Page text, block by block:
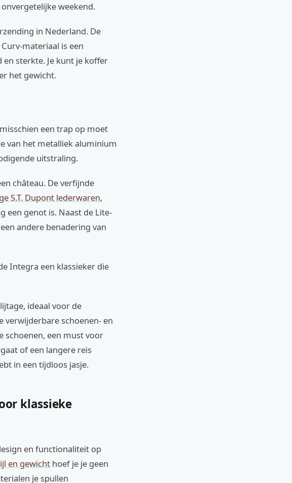
weekend.
in Nederland. De
materiaal is een
sterkte. Je kunt je koffer
het gewicht.
een trap op moet
van het metalliek aluminium
uitstraling.
château. De verfijnde
S.T. Dupont lederwaren,
een genot is. Naast de Lite-
andere benadering van
Integra een klassieker die
ideaal voor de
verwijderbare schoenen- en
schoenen, een must voor
of een langere reis
in een tijdloos jasje.
klassieke
en functionaliteit op
en gewicht hoef je je geen
je spullen